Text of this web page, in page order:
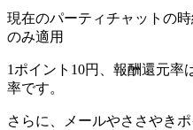
現在のパーティチャットの
のみ適用
1ポイント10円、報酬還元率
率です。
さらに、メールやささやき